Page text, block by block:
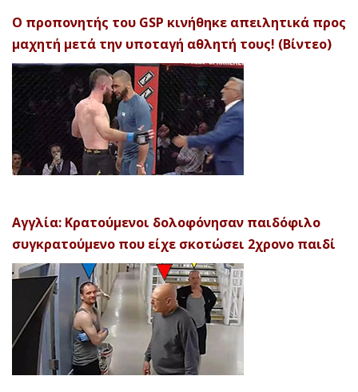
Ο προπονητής του GSP κινήθηκε απειλητικά προς
μαχητή μετά την υποταγή αθλητή τους! (Βίντεο)
Αγγλία: Κρατούμενοι δολοφόνησαν παιδόφιλο
συγκρατούμενο που είχε σκοτώσει 2χρονο παιδί